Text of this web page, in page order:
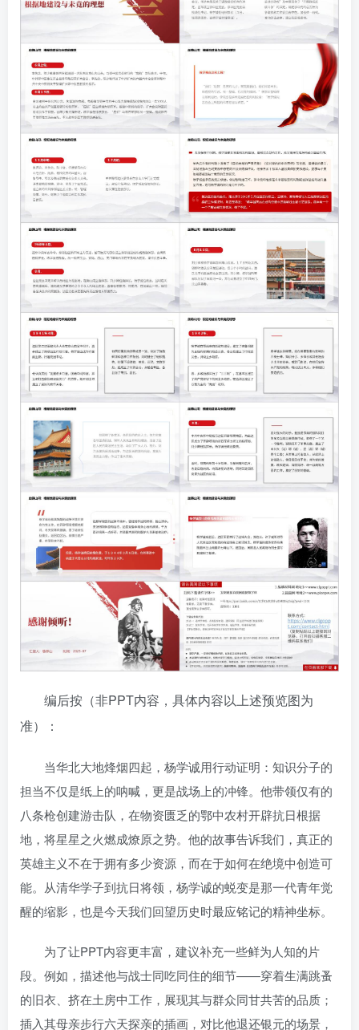
编后按（非PPT内容，具体内容以上述预览图为
准）：
当华北大地烽烟四起，杨学诚用行动证明：知识分子的
担当不仅是纸上的呐喊，更是战场上的冲锋。他带领仅有的
八条枪创建游击队，在物资匮乏的鄂中农村开辟抗日根据
地，将星星之火燃成燎原之势。他的故事告诉我们，真正的
英雄主义不在于拥有多少资源，而在于如何在绝境中创造可
能。从清华学子到抗日将领，杨学诚的蜕变是那一代青年觉
醒的缩影，也是今天我们回望历史时最应铭记的精神坐标。
为了让PPT内容更丰富，建议补充一些鲜为人知的片
段。例如，描述他与战士同吃同住的细节——穿着生满跳蚤
的旧衣、挤在土房中工作，展现其与群众同甘共苦的品质；
插入其母亲步行六天探亲的插画，对比他退还银元的场景，